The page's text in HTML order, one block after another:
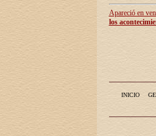
Apareció en
los
INICIO